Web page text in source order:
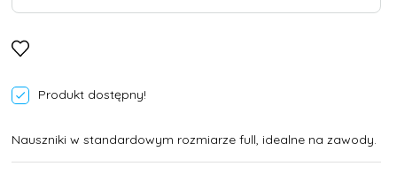
Produkt dostępny!
Nauszniki w standardowym rozmiarze full, idealne na zawody.